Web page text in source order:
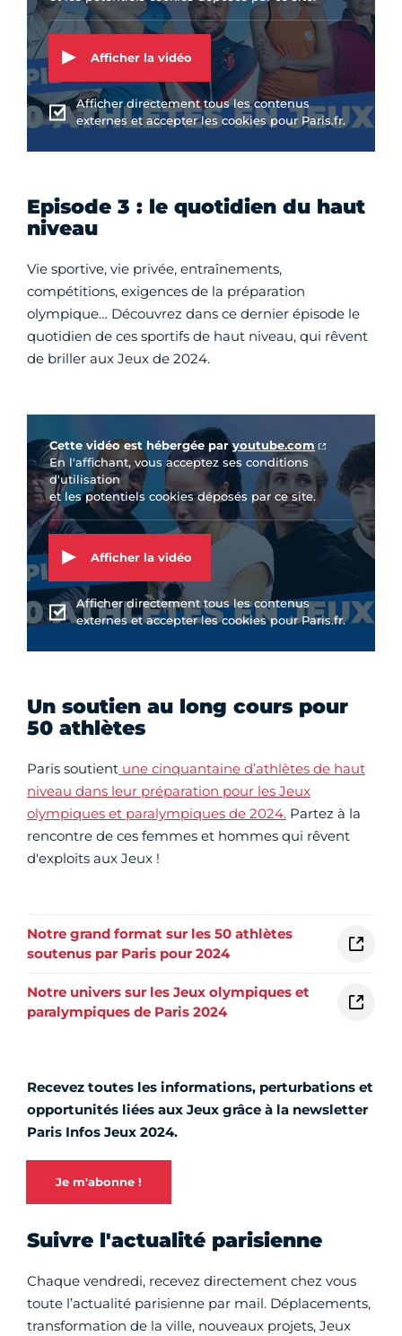
Afficher la vidéo
Afficher directement tous les contenus
externes et accepter les cookies pour Paris.fr.
Episode 3 : le quotidien du haut
niveau
Vie sportive, vie privée, entraînements,
compétitions, exigences de la préparation
olympique… Découvrez dans ce dernier épisode le
quotidien de ces sportifs de haut niveau, qui rêvent
de briller aux Jeux de 2024.
Cette vidéo est hébergée paryoutube.com
En l'affichant, vous acceptez ses conditions
d'utilisation
et les potentiels cookies déposés par ce site.
Afficher la vidéo
Afficher directement tous les contenus
externes et accepter les cookies pour Paris.fr.
Un soutien au long cours pour
50 athlètes
Paris soutient une cinquantaine d’athlètes de haut
niveau dans leur préparation pour les Jeux
olympiques et paralympiques de 2024. Partez à la
rencontre de ces femmes et hommes qui rêvent
d'exploits aux Jeux !
Notre grand format sur les 50 athlètes
soutenus par Paris pour 2024
Notre univers sur les Jeux olympiques et
paralympiques de Paris 2024
Recevez toutes les informations, perturbations et
opportunités liées aux Jeux grâce à la newsletter
Paris Infos Jeux 2024.
Je m'abonne !
Suivre l'actualité parisienne
Chaque vendredi, recevez directement chez vous
toute l’actualité parisienne par mail. Déplacements,
transformation de la ville, nouveaux projets, Jeux